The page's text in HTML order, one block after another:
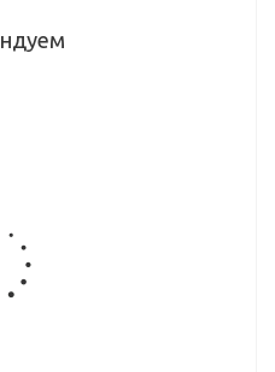
MAXIFIX D-
пластик, д/